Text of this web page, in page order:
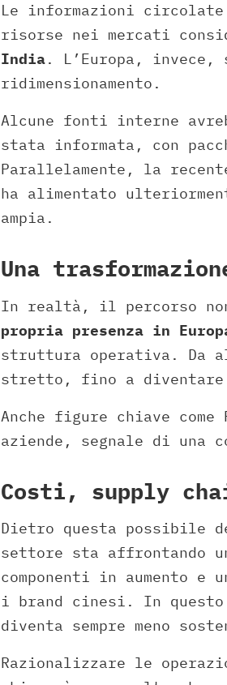
Le informazioni
risorse nei mercati
India. L’Europa,
ridimensionamento.
Alcune fonti interne
stata informata, con
Parallelamente, la
ha alimentato
ampia.
Una
In realtà, il percorso
propria presenza in
struttura operativa. Da
stretto, fino a diventare
Anche figure chiave
aziende, segnale di una
Costi, supply
Dietro questa possibile
settore sta affrontando
componenti in aumento
i brand cinesi. In questo
diventa sempre meno
Razionalizzare le